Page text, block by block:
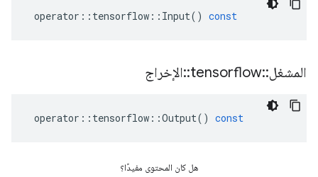
operator :: tensorflow :: Input() const
المشغل::
tensorflow
::الإخراج
operator :: tensorflow ::Output() const
هل كان المحتوى مفيدًا؟